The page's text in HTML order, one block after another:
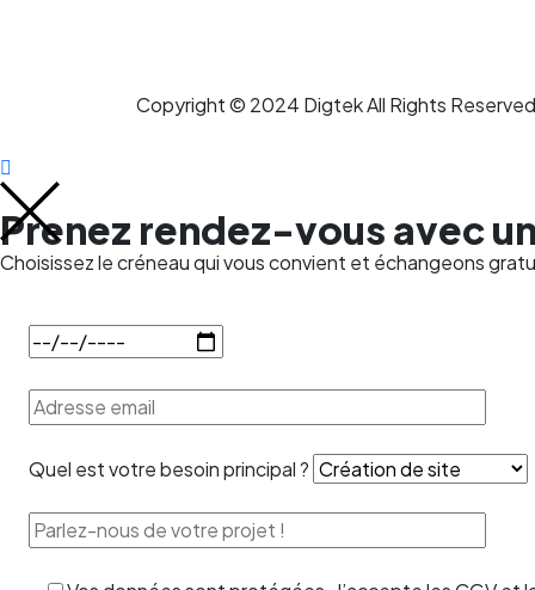
Copyright © 2024 Digtek All Rights
Prenez rendez-vous avec
Choisissez le créneau qui vous convient et échangeons
Quel est votre besoin principal ?